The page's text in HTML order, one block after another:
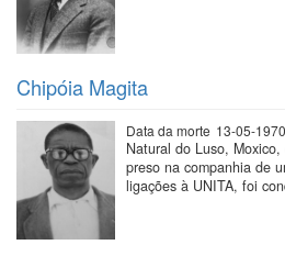
Chipóia Magita
Data da morte 13-05-1970
Natural do Luso,
preso na companhia de
ligações à UNITA, foi